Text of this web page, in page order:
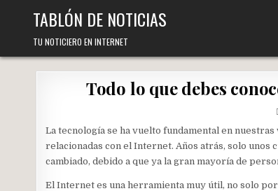
TABLÓN DE NOTICIAS
TU NOTICIERO EN INTERNET
Todo lo que debes
La tecnología se ha vuelto fundamental en
relacionadas con el Internet. Años atrás, solo
cambiado, debido a que ya la gran mayoría de
El Internet es una herramienta muy útil, no solo